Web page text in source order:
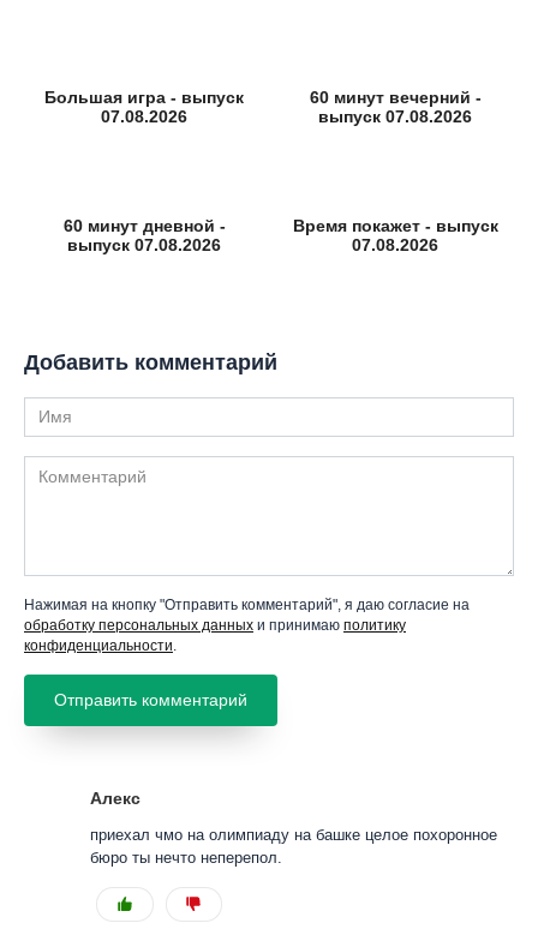
Большая игра - выпуск
07.08.2026
60 минут вечерний -
выпуск 07.08.2026
60 минут дневной -
выпуск 07.08.2026
Время покажет - выпуск
07.08.2026
Добавить комментарий
Имя
Комментарий
Нажимая на кнопку "Отправить комментарий", я даю согласие на
обработку персональных данных и принимаю политику
конфиденциальности.
Алекс
приехал чмо на олимпиаду на башке целое похоронное
бюро ты нечто неперепол.